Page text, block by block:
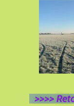
>>>>